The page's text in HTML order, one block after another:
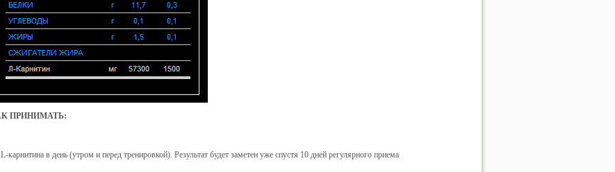
ПРИНИМАТЬ:
карнитина в день (утром и перед тренировкой). Результат будет заметен уже спустя 10 дней регулярного приема